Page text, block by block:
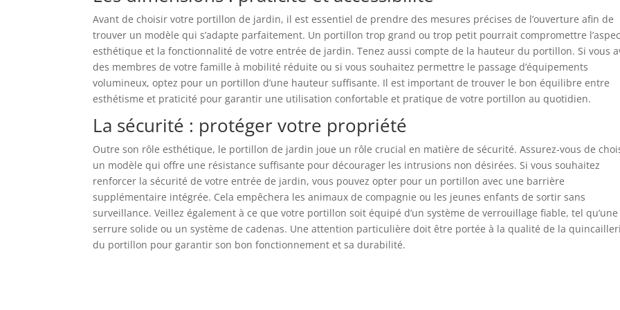
Avant de choisir votre portillon de jardin, il est essentiel de prendre des mesures précises de l’ouverture afin de
trouver un modèle qui s’adapte parfaitement. Un portillon trop grand ou trop petit pourrait compromettre
esthétique et la fonctionnalité de votre entrée de jardin. Tenez aussi compte de la hauteur du portillon. Si vous
des membres de votre famille à mobilité réduite ou si vous souhaitez permettre le passage d’équipements
volumineux, optez pour un portillon d’une hauteur suffisante. Il est important de trouver le bon équilibre entre
esthétisme et praticité pour garantir une utilisation confortable et pratique de votre portillon au quotidien.
La sécurité : protéger votre propriété
Outre son rôle esthétique, le portillon de jardin joue un rôle crucial en matière de sécurité. Assurez-vous de
un modèle qui offre une résistance suffisante pour décourager les intrusions non désirées. Si vous souhaitez
renforcer la sécurité de votre entrée de jardin, vous pouvez opter pour un portillon avec une barrière
supplémentaire intégrée. Cela empêchera les animaux de compagnie ou les jeunes enfants de sortir sans
surveillance. Veillez également à ce que votre portillon soit équipé d’un système de verrouillage fiable, tel qu’une
serrure solide ou un système de cadenas. Une attention particulière doit être portée à la qualité de la
du portillon pour garantir son bon fonctionnement et sa durabilité.